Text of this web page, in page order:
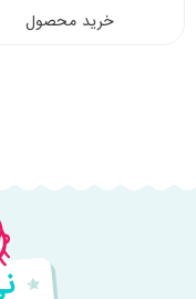
خرید محصول